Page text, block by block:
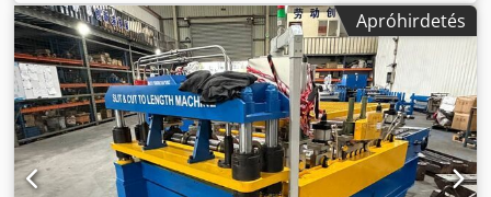
kapacitása - 12 tonna Dodpfx Aegk Nu Hjcfokr
Apróhirdetés